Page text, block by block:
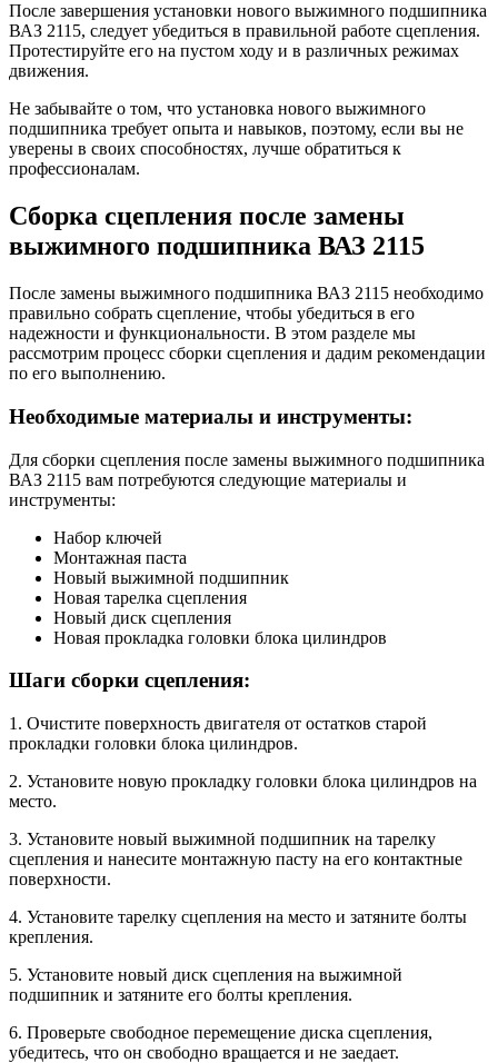
После завершения установки нового выжимного подшипника
ВАЗ 2115, следует убедиться в правильной работе сцепления.
Протестируйте его на пустом ходу и в различных режимах
движения.
Не забывайте о том, что установка нового выжимного
подшипника требует опыта и навыков, поэтому, если вы не
уверены в своих способностях, лучше обратиться к
профессионалам.
Сборка сцепления после замены
выжимного подшипника ВАЗ 2115
После замены выжимного подшипника ВАЗ 2115 необходимо
правильно собрать сцепление, чтобы убедиться в его
надежности и функциональности. В этом разделе мы
рассмотрим процесс сборки сцепления и дадим рекомендации
по его выполнению.
Необходимые материалы и инструменты:
Для сборки сцепления после замены выжимного подшипника
ВАЗ 2115 вам потребуются следующие материалы и
инструменты:
Набор ключей
Монтажная паста
Новый выжимной подшипник
Новая тарелка сцепления
Новый диск сцепления
Новая прокладка головки блока цилиндров
Шаги сборки сцепления:
1. Очистите поверхность двигателя от остатков старой
прокладки головки блока цилиндров.
2. Установите новую прокладку головки блока цилиндров на
место.
3. Установите новый выжимной подшипник на тарелку
сцепления и нанесите монтажную пасту на его контактные
поверхности.
4. Установите тарелку сцепления на место и затяните болты
крепления.
5. Установите новый диск сцепления на выжимной
подшипник и затяните его болты крепления.
6. Проверьте свободное перемещение диска сцепления,
убедитесь, что он свободно вращается и не заедает.